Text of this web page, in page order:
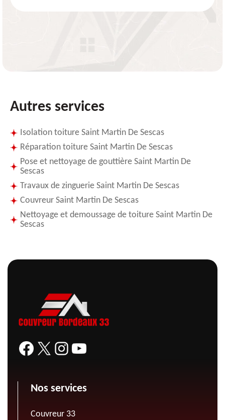
Autres services
Isolation toiture Saint Martin De Sescas
Réparation toiture Saint Martin De Sescas
Pose et nettoyage de gouttière Saint Martin De
Sescas
Travaux de zinguerie Saint Martin De Sescas
Couvreur Saint Martin De Sescas
Nettoyage et demoussage de toiture Saint Martin De
Sescas
Nos services
Couvreur 33